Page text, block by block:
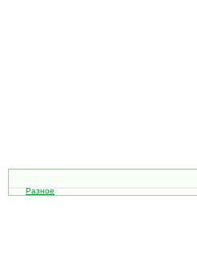
Разное